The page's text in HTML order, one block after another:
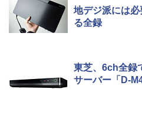
地デジ派には必
る全録
東芝、6ch全録
サーバー「D-